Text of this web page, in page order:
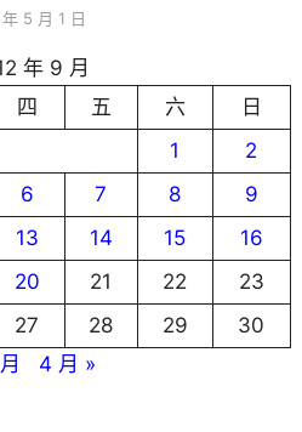
5 月 1 日
年 9 月
四 五 六
日
1
2
6 7 8
9
13 14 15
16
20 21 22
23
27 28 29
30
4 月 »